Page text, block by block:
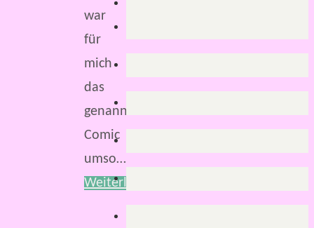
war
für
mich
das
genannte
Comic
umso…
Weiterlesen